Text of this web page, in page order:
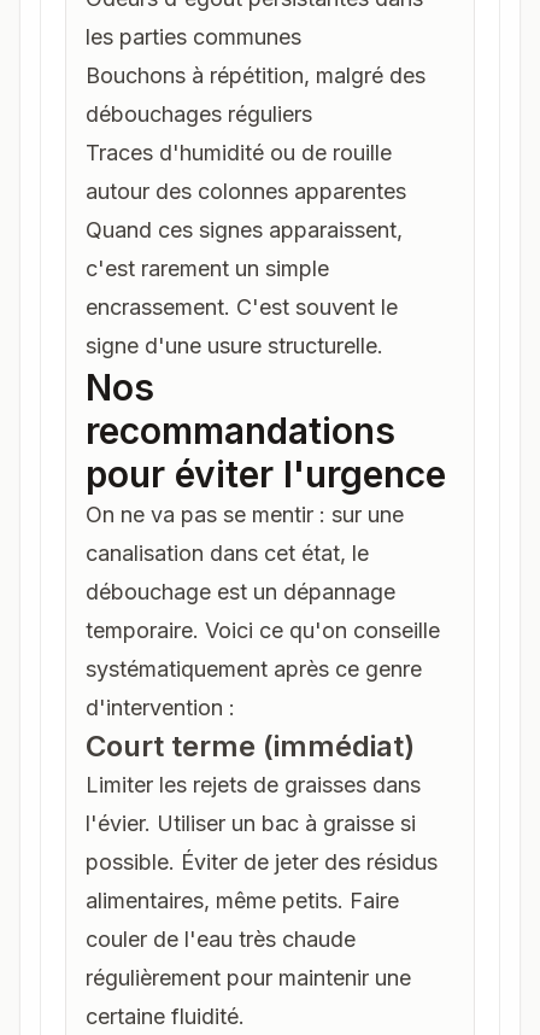
les parties communes
Bouchons à répétition, malgré des
débouchages réguliers
Traces d'humidité ou de rouille
autour des colonnes apparentes
Quand ces signes apparaissent,
c'est rarement un simple
encrassement. C'est souvent le
signe d'une usure structurelle.
Nos
recommandations
pour éviter l'urgence
On ne va pas se mentir : sur une
canalisation dans cet état, le
débouchage est un dépannage
temporaire. Voici ce qu'on conseille
systématiquement après ce genre
d'intervention :
Court terme (immédiat)
Limiter les rejets de graisses dans
l'évier. Utiliser un bac à graisse si
possible. Éviter de jeter des résidus
alimentaires, même petits. Faire
couler de l'eau très chaude
régulièrement pour maintenir une
certaine fluidité.